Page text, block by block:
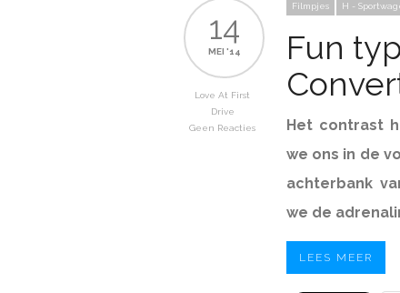
14
MEI '14
Love At First
Drive
Geen Reacties
Filmpjes H -
Fun
Het contrast
we ons in de
achterbank
we de
LEES MEER